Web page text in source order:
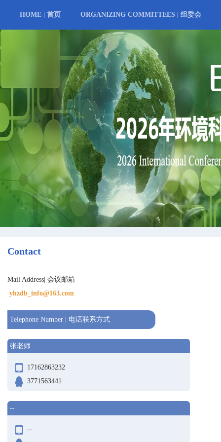
HOME | 首页 ORGANIZING COMMITTEES | 组委会
Contact
Mail Address| 会议邮箱
yhzdb_info@163.com
Telephone Number | 电话联系方式
张老师
17162863232
3771563441
--
--